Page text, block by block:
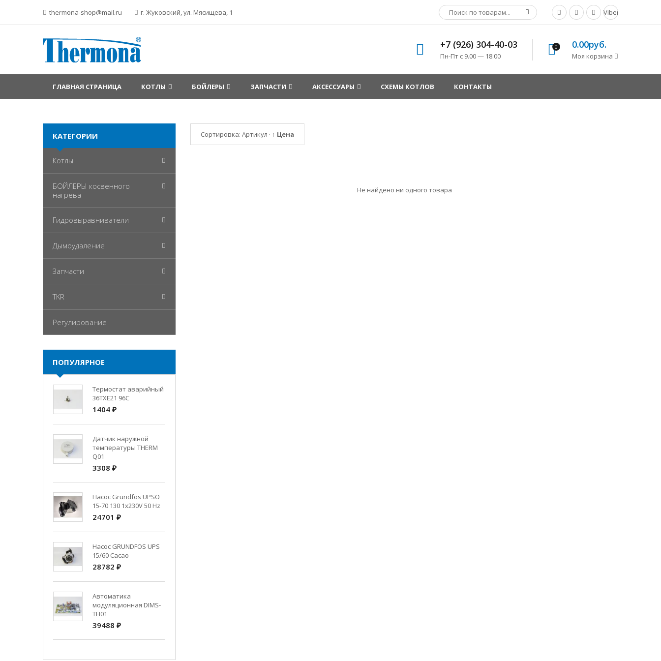
thermona-shop@mail.ru г. Жуковский, ул. Мясищева, 1 Viber
+7 (926) 304-40-03
Пн-Пт с 9.00 — 18.00
0 0.00руб.
Моя корзина
ГЛАВНАЯ СТРАНИЦА КОТЛЫ БОЙЛЕРЫ ЗАПЧАСТИ АКСЕССУАРЫ СХЕМЫ КОТЛОВ КОНТАКТЫ
Сортировка:Артикул · ↑ Цена
Не найдено ни одного товара
КАТЕГОРИИ
Котлы
БОЙЛЕРЫ косвенного
нагрева
Гидровыравниватели
Дымоудаление
Запчасти
TKR
Регулирование
ПОПУЛЯРНОЕ
Термостат аварийный
36TXE21 96C
1404 ₽
Датчик наружной
температуры THERM
Q01
3308 ₽
Насос Grundfos UPSO
15-70 130 1x230V 50 Hz
24701 ₽
Насос GRUNDFOS UPS
15/60 Cacao
28782 ₽
Автоматика
модуляционная DIMS-
TH01
39488 ₽